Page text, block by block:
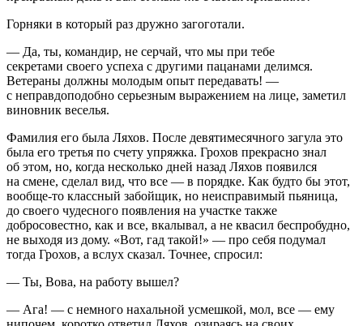
Горняки в который раз дружно загоготали.
— Да, ты, командир, не серчай, что мы при тебе
секретами своего успеха с другими пацанами делимся.
Ветераны должны молодым опыт передавать! —
с неправдоподобно серьезным выражением на лице, заметил
виновник веселья.
Фамилия его была Ляхов. После девятимесячного загула это
была его третья по счету упряжка. Грохов прекрасно знал
об этом, но, когда несколько дней назад Ляхов появился
на смене, сделал вид, что все — в порядке. Как будто бы этот,
вообще-то классный забойщик, но неисправимый пьяница,
до своего чудесного появления на участке также
добросовестно, как и все, вкалывал, а не квасил беспробудно,
не выходя из дому. «Вот, гад такой!» — про себя подумал
тогда Грохов, а вслух сказал. Точнее, спросил:
— Ты, Вова, на работу вышел?
— Ага! — с немного нахальной усмешкой, мол, все — ему